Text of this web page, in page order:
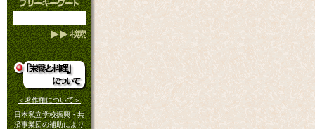
＜著作権について＞
日本私立学校振興・共
済事業団の補助により